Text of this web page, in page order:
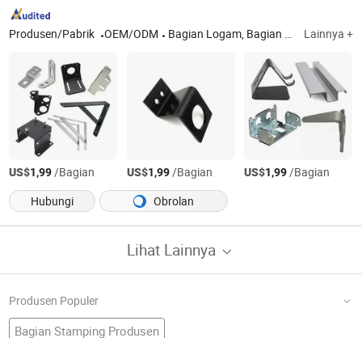
Produsen/Pabrik OEM/ODM Bagian Logam, Bagian Stamping, Injeksi Plastik, Ekstrusi Plastik, Profil Plastik, Cetakan Plastik, Profil PVC, Produk Plastik Kustom Lainnya +
US$1,99/Bagian US$1,99/Bagian US$1,99/Bagian
Hubungi
Obrolan
Lihat Lainnya
Produsen Populer
Bagian Stamping Produsen